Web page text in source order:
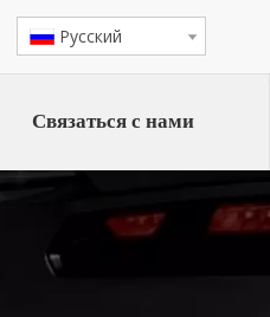
Pусский
Связаться с нами